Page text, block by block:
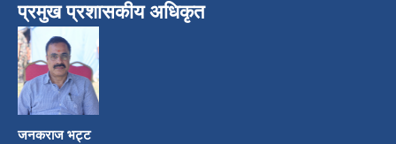
प्रमुख प्रशासकीय अधिकृत
जनकराज भट्ट